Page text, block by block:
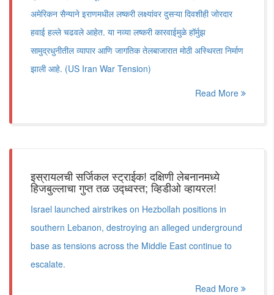
अमेरिकन सैन्याने इराणमधील लष्करी लक्ष्यांवर दुसऱ्या दिवशीही जोरदार
हवाई हल्ले चढवले आहेत. या नव्या लष्करी कारवाईमुळे हॉर्मुझ
सामुद्रधुनीतील व्यापार आणि जागतिक तेलबाजारात मोठी अस्थिरता निर्माण
झाली आहे. (US Iran War Tension)
Read More
इस्रायलची सर्जिकल स्ट्राईक! दक्षिणी लेबनानमध्ये
हिजबुल्लाचा गुप्त तळ उद्ध्वस्त; व्हिडीओ व्हायरल!
Israel launched airstrikes on Hezbollah positions in
southern Lebanon, destroying an alleged underground
base as tensions across the Middle East continue to
escalate.
Read More